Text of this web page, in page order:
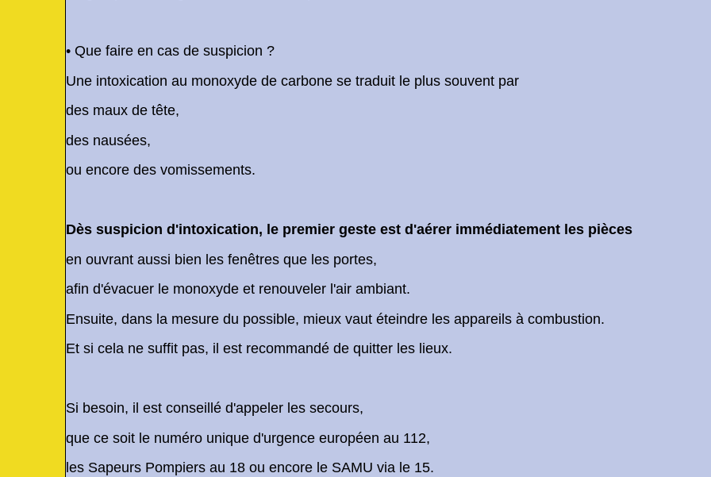
• Que faire en cas de suspicion ?
Une intoxication au monoxyde de carbone se traduit le plus souvent par
des maux de tête,
des nausées,
ou encore des vomissements.
Dès suspicion d'intoxication, le premier geste est d'aérer immédiatement les pièces
en ouvrant aussi bien les fenêtres que les portes,
afin d'évacuer le monoxyde et renouveler l'air ambiant.
Ensuite, dans la mesure du possible, mieux vaut éteindre les appareils à combustion.
Et si cela ne suffit pas, il est recommandé de quitter les lieux.
Si besoin, il est conseillé d'appeler les secours,
que ce soit le numéro unique d'urgence européen au 112,
les Sapeurs Pompiers au 18 ou encore le SAMU via le 15.